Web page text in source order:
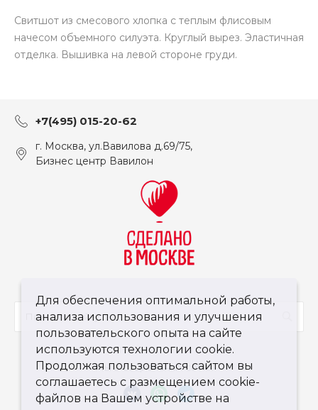
Свитшот из смесового хлопка с теплым флисовым
начесом объемного силуэта. Круглый вырез. Эластичная
отделка. Вышивка на левой стороне груди.
+7(495) 015-20-62
г. Москва, ул.Вавилова д.69/75,
Бизнес центр Вавилон
Мы в социальных сетях
Для обеспечения оптимальной работы,
анализа использования и улучшения
пользовательского опыта на сайте
используются технологии cookie.
Продолжая пользоваться сайтом вы
соглашаетесь с размещением cookie-
файлов на Вашем устройстве на